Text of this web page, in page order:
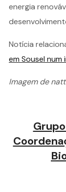
energia
Notícia
em Sousel
Imagem de